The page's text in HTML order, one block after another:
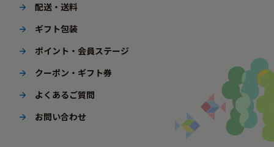
配送・送料
ギフト包装
ポイント・会員ステージ
クーポン・ギフト券
よくあるご質問
お問い合わせ